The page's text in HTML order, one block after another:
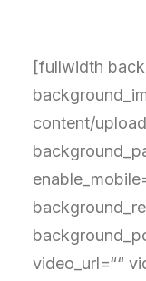
[fullwidth
content/
video_url=““